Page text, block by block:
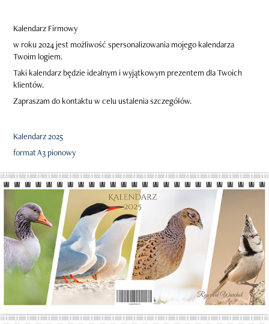
Kalendarz Firmowy
w roku 2024 jest możliwość spersonalizowania mojego kalendarza
Twoim logiem.
Taki kalendarz będzie idealnym i wyjątkowym prezentem dla Twoich
klientów.
Zapraszam do kontaktu w celu ustalenia szczegółów.
Kalendarz 2025
format A3 pionowy